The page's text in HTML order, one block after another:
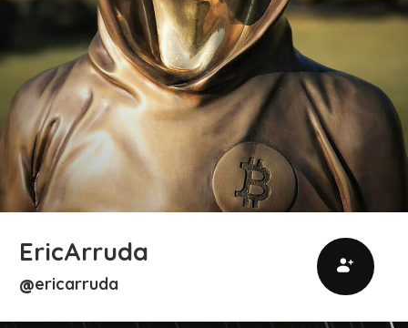
EricArruda
@ericarruda